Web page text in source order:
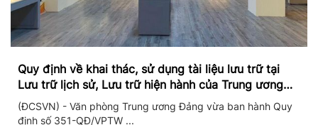
Quy định về khai thác, sử dụng tài liệu lưu trữ tại
Lưu trữ lịch sử, Lưu trữ hiện hành của Trung ương
Đảng và Văn phòng Trung ương Đảng
(ĐCSVN) - Văn phòng Trung ương Đảng vừa ban hành Quy
định số 351-QĐ/VPTW ...